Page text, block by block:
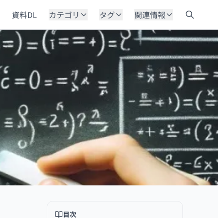
資料DL カテゴリ タグ 関連情報
目次